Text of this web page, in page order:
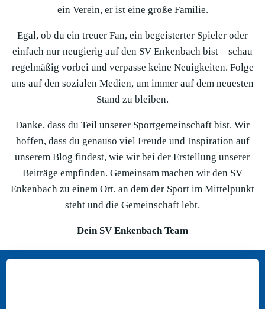
ein Verein, er ist eine große Familie.
Egal, ob du ein treuer Fan, ein begeisterter Spieler oder
einfach nur neugierig auf den SV Enkenbach bist – schau
regelmäßig vorbei und verpasse keine Neuigkeiten. Folge
uns auf den sozialen Medien, um immer auf dem neuesten
Stand zu bleiben.
Danke, dass du Teil unserer Sportgemeinschaft bist. Wir
hoffen, dass du genauso viel Freude und Inspiration auf
unserem Blog findest, wie wir bei der Erstellung unserer
Beiträge empfinden. Gemeinsam machen wir den SV
Enkenbach zu einem Ort, an dem der Sport im Mittelpunkt
steht und die Gemeinschaft lebt.
Dein SV Enkenbach Team